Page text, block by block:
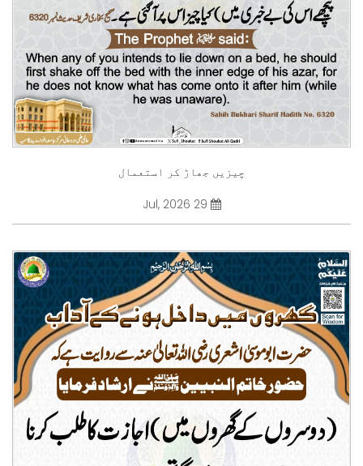
چیزیں جھاڑ کر استعمال